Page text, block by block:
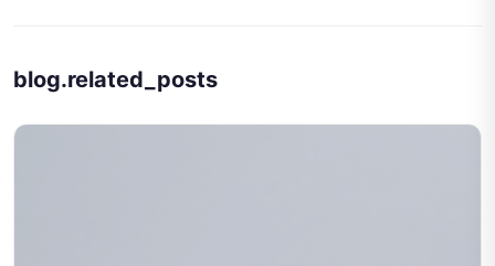
blog.related_posts